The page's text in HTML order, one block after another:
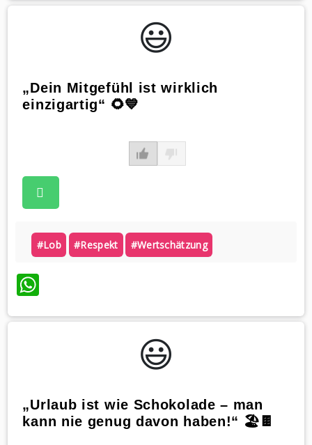
😃️
„Dein Mitgefühl ist wirklich
einzigartig“ 🌻💙
#lob #respekt #wertschätzung
WhatsApp
😃️
„Urlaub ist wie Schokolade – man
kann nie genug davon haben!“ 🏖️🍫